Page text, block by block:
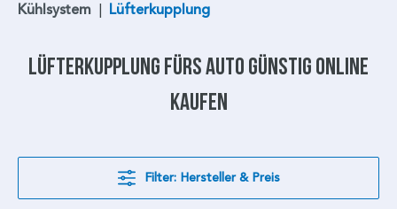
Kühlsystem | Lüfterkupplung
Lüfterkupplung fürs Auto günstig online
kaufen
Filter: Hersteller & Preis